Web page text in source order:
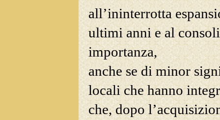
all’ininterrotta
ultimi anni e al
importanza,
anche se di minor
locali che hanno
che, dopo